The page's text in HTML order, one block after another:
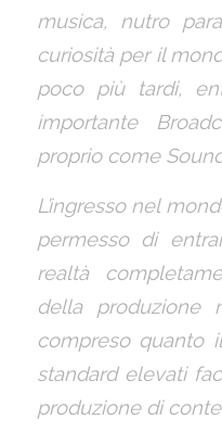
musica, nutro
curiosità per il
poco più tardi,
importante
proprio come
L’ingresso nel
permesso di
realtà
della produzione
compreso quanto
standard elevati
produzione di